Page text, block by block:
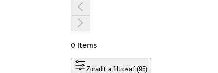
0 items
Zoradiť a filtrovať (95)